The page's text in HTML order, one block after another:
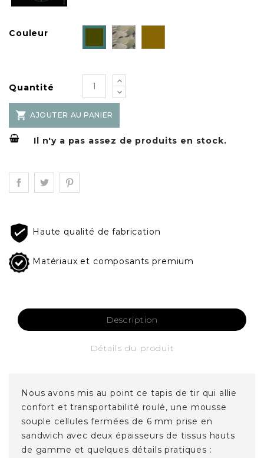
Couleur
Olive
Drab
Multicam
brown
Quantité
 AJOUTER AU PANIER
Il n'y a pas assez de produits en stock.
Haute qualité de fabrication
Matériaux et composants premium
Description
Détails du produit
Nous avons mis au point ce tapis de tir qui allie
confort et transportabilité roulé, une mousse
souple cellules fermées de 6 mm prise en
sandwich avec deux épaisseurs de tissus hauts
de gamme et quelques détails pratiques :